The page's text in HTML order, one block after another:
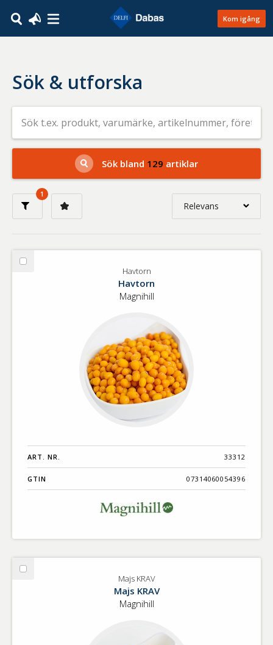
Kom igång
Sök & utforska
Sök
efter
livsmedel
på
t.ex.
produkt,
varumärke,
artikelnummer,
Sök bland 129 artiklar
1
Relevans
Välj
Havtorn
Havtorn
Magnihill
ART. NR. 33312
GTIN 07314060054396
Välj
Majs KRAV
Majs KRAV
Magnihill